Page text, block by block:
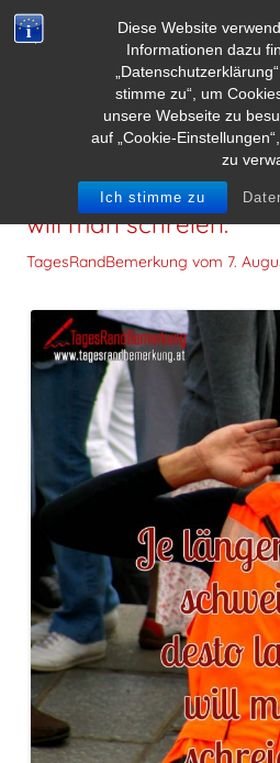
Diese Website
Informationen dazu
stimme zu“, um
unsere Webseite zu
auf „Cookie-
zu
Ich stimme zu
Je länger man
will man schreien.
TagesRandBemerkung vom 7.